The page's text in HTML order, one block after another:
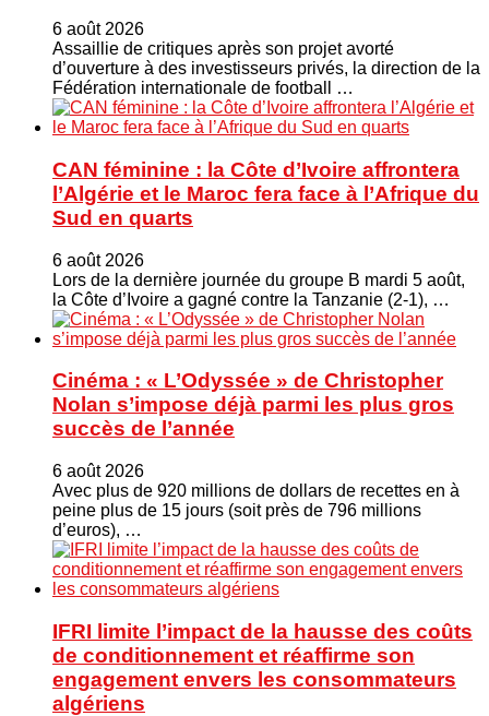
6 août 2026
Assaillie de critiques après son projet avorté
d’ouverture à des investisseurs privés, la direction de la
Fédération internationale de football …
CAN féminine : la Côte d’Ivoire affrontera
l’Algérie et le Maroc fera face à l’Afrique du
Sud en quarts
6 août 2026
Lors de la dernière journée du groupe B mardi 5 août,
la Côte d’Ivoire a gagné contre la Tanzanie (2-1), …
Cinéma : « L’Odyssée » de Christopher
Nolan s’impose déjà parmi les plus gros
succès de l’année
6 août 2026
Avec plus de 920 millions de dollars de recettes en à
peine plus de 15 jours (soit près de 796 millions
d’euros), …
IFRI limite l’impact de la hausse des coûts
de conditionnement et réaffirme son
engagement envers les consommateurs
algériens